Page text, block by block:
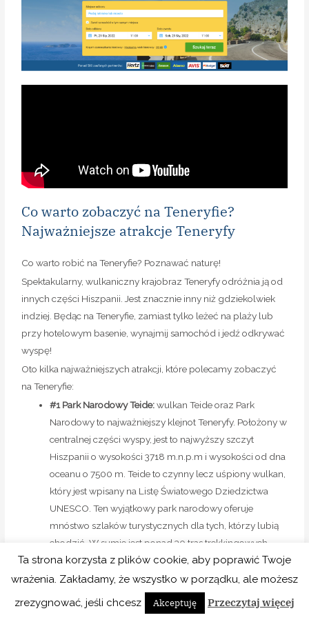
Spektakularny, wulkaniczny krajobraz Teneryfy odróżnia ją od
innych części Hiszpanii. Jest znacznie inny niż gdziekolwiek
przy hotelowym basenie, wynajmij samochód i jedź odkrywać
wyspę!
na Teneryfie:
#1 Park Narodowy Teide:wulkan Teide oraz Park
Narodowy to najważniejszy klejnot Teneryfy. Położony w
centralnej części wyspy, jest to najwyższy szczyt
Hiszpanii o wysokości 3718 m.n.p.m i wysokości od dna
oceanu o 7500 m. Teide to czynny lecz uśpiony wulkan,
który jest wpisany na Listę Światowego Dziedzictwa
UNESCO. Ten wyjątkowy park narodowy oferuje
mnóstwo szlaków turystycznych dla tych, którzy lubią
chodzić.W sumie jest ponad 30 tras trekkingowych,
więc na pewno każdy znajdzie coś dla siebie.
Jeśli chcesz podziwiać park krajobrazowy z góry,
możesz wjechać kolejką linową Telefonico z wysokości
2,356 m.n.p.m, która dowiezie Cię na wysokość 3,555
m.n.p.m. Temperatura jest tu znacznie niższa, dlatego
polecamy Ci zabrać coś cieplejszego, żeby nie
zejść pieszo. Pamiętaj, aby wcześniej zarezerwować
bilety na kolejkę linową, ponieważ ze względu na duże
oblężenie turystów i ograniczenia związane z covid,
ilość miejsc jest ograniczona.
Ta strona korzysta z plików cookie, aby poprawić Twoje
wrażenia. Zakładamy, że wszystko w porządku, ale możesz
zrezygnować, jeśli chcesz
Akceptuję Przeczytaj więcej